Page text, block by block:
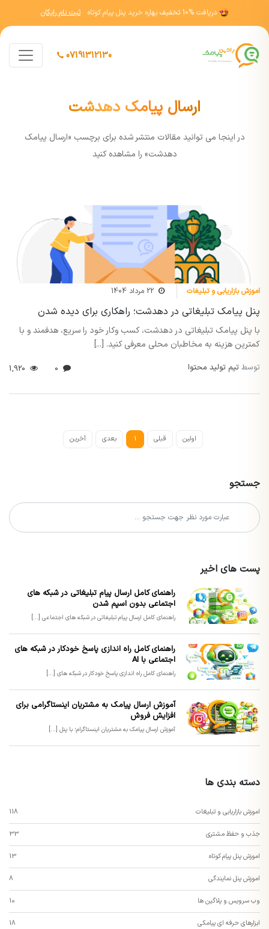
دریافت 10% تخفیف بهاره خرید پنل پیام کوتاه ثبت نام رایگان
07191312130
ارسال پیامک دهدشت
در اينجا مي توانيد مقالات منتشر شده برای برچسب «ارسال پیامک
دهدشت» را مشاهده کنيد
اموزش بازاریابی و تبلیغات 22 مرداد 1404
پنل پیامک تبلیغاتی در دهدشت؛ راهکاری برای دیده شدن
با پنل پیامک تبلیغاتی در دهدشت، کسب وکار خود را سریع، هدفمند و با
کمترین هزینه به مخاطبان محلی معرفی کنید. [...]
توسط تیم تولید محتوا
اولین قبلی 1 بعدی آخرین
جستجو
پست های اخیر
راهنمای کامل ارسال پیام تبلیغاتی در شبکه های
اجتماعی بدون اسپم شدن
راهنمای کامل ارسال پیام تبلیغاتی در شبکه های اجتماعی [...]
راهنمای کامل راه اندازی پاسخ خودکار در شبکه های
اجتماعی با AI
راهنمای کامل راه اندازی پاسخ خودکار در شبکه های [...]
آموزش ارسال پیامک به مشتریان اینستاگرامی برای
افزایش فروش
آموزش ارسال پیامک به مشتریان اینستاگرام؛ با پنل [...]
دسته بندی ها
اموزش بازاریابی و تبلیغات 118
جذب و حفظ مشتری 33
اموزش پنل پیام کوتاه 13
اموزش پنل نمایندگی 8
وب سرویس و پلاگین ها 10
ابزارهای حرفه ای پیامکی 18